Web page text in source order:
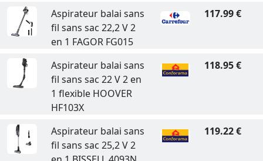
Aspirateur balai sans
fil sans sac 22,2 V 2
en 1 FAGOR FG015
117.99 €
Aspirateur balai sans
fil sans sac 22 V 2 en
1 flexible HOOVER
HF103X
118.95 €
Aspirateur balai sans
fil sans sac 25,2 V 2
119.22 €